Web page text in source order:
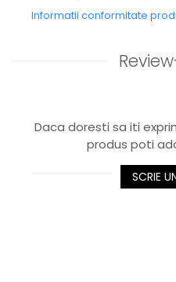
Informatii conformitate
Daca doresti sa iti
produs poti
SCRIE